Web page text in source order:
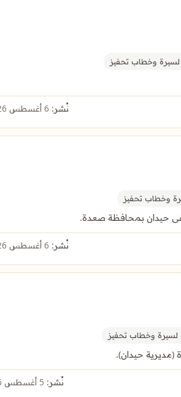
وخطاب تحفيز
نُشر:
وخطاب تحفيز
حيدان بمحافظة صعدة.
نُشر:
لسيرة وخطاب تحفيز
حيدان).
نُشر: